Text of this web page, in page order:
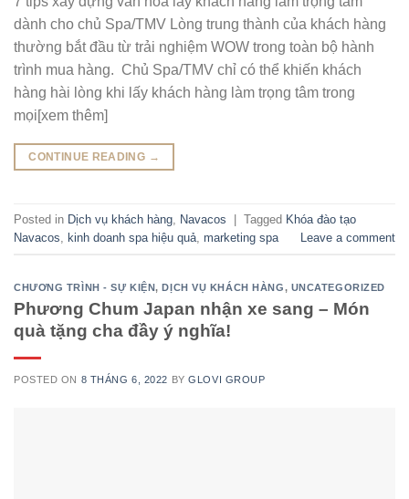
dành cho chủ Spa/TMV Lòng trung thành của khách hàng
thường bắt đầu từ trải nghiệm WOW trong toàn bộ hành
trình mua hàng. Chủ Spa/TMV chỉ có thể khiến khách
hàng hài lòng khi lấy khách hàng làm trọng tâm trong
mọi[xem thêm]
CONTINUE READING →
Posted in Dịch vụ khách hàng Navacos | Tagged Khóa đào tạo
Navacos kinh doanh spa hiệu quả marketing spa Leave a comment
CHƯƠNG TRÌNH - SỰ KIỆN, DỊCH VỤ KHÁCH HÀNG, UNCATEGORIZED
Phương Chum Japan nhận xe sang – Món
quà tặng cha đầy ý nghĩa!
POSTED ON 8 THÁNG 6, 2022 BYGLOVI GROUP